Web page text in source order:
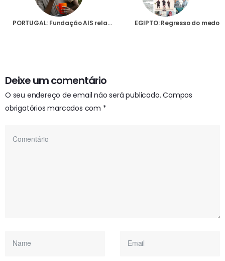
PORTUGAL: Fundação AIS relança campanha para ajudar vítimas do extremismo islâmico em África, nomeadamente em Cabo Delgado EGIPTO: Regresso do medo
Deixe um comentário
O seu endereço de email não será publicado. Campos
obrigatórios marcados com *